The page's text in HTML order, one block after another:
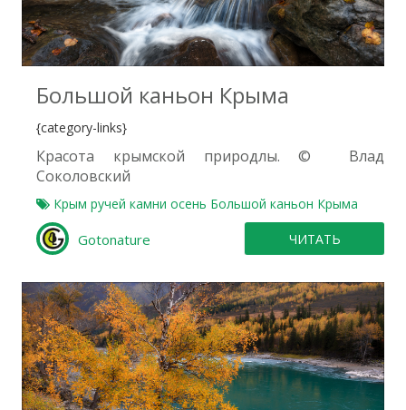
0
Большой каньон Крыма
{category-links}
Красота крымской природлы. © Влад
Соколовский
Крым ручей камни осень Большой каньон Крыма
Gotonature ЧИТАТЬ